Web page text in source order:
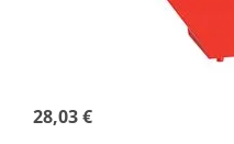
28,03 €